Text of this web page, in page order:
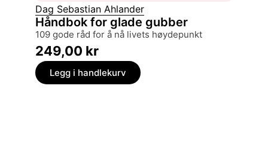
Dag Sebastian Ahlander
Håndbok for glade gubber
109 gode råd for å nå livets høydepunkt
249,00 kr
Legg i handlekurv